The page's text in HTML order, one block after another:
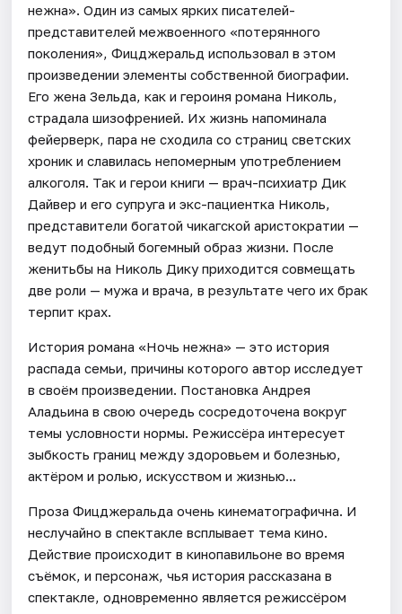
нежна». Один из самых ярких писателей-
представителей межвоенного «потерянного
поколения», Фицджеральд использовал в этом
произведении элементы собственной биографии.
Его жена Зельда, как и героиня романа Николь,
страдала шизофренией. Их жизнь напоминала
фейерверк, пара не сходила со страниц светских
хроник и славилась непомерным употреблением
алкоголя. Так и герои книги — врач-психиатр Дик
Дайвер и его супруга и экс-пациентка Николь,
представители богатой чикагской аристократии —
ведут подобный богемный образ жизни. После
женитьбы на Николь Дику приходится совмещать
две роли — мужа и врача, в результате чего их брак
терпит крах.
История романа «Ночь нежна» — это история
распада семьи, причины которого автор исследует
в своём произведении. Постановка Андрея
Аладьина в свою очередь сосредоточена вокруг
темы условности нормы. Режиссёра интересует
зыбкость границ между здоровьем и болезнью,
актёром и ролью, искусством и жизнью...
Проза Фицджеральда очень кинематографична. И
неслучайно в спектакле всплывает тема кино.
Действие происходит в кинопавильоне во время
съёмок, и персонаж, чья история рассказана в
спектакле, одновременно является режиссёром